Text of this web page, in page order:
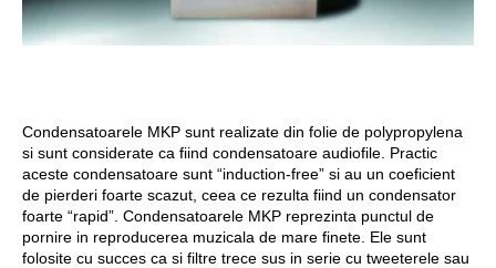
Condensatoarele MKP sunt realizate din folie de polypropylena
si sunt considerate ca fiind condensatoare audiofile. Practic
aceste condensatoare sunt “induction-free” si au un coeficient
de pierderi foarte scazut, ceea ce rezulta fiind un condensator
foarte “rapid”. Condensatoarele MKP reprezinta punctul de
pornire in reproducerea muzicala de mare finete. Ele sunt
folosite cu succes ca si filtre trece sus in serie cu tweeterele sau